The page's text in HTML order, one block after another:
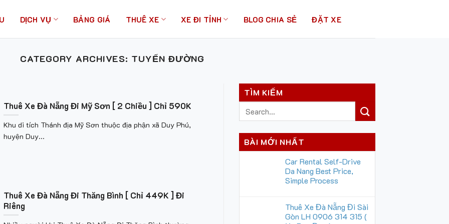
DỊCH VỤ BẢNG GIÁ THUÊ XE XE ĐI TỈNH BLOG CHIA SẺ ĐẶT XE
CATEGORY ARCHIVES: TUYẾN ĐƯỜNG
Thuê Xe Đà Nẵng Đi Mỹ Sơn [ 2 Chiều ] Chỉ 590K
Khu di tích Thánh địa Mỹ Sơn thuộc địa phận xã Duy Phú,
huyện Duy...
Thuê Xe Đà Nẵng Đi Thăng Bình [ Chỉ 449K ] Đi
Riêng
TÌM KIẾM
BÀI MỚI NHẤT
Car Rental Self-Drive
Da Nang Best Price,
Simple Process
Thuê Xe Đà Nẵng Đi Sài
Gòn LH 0906 314 315 (